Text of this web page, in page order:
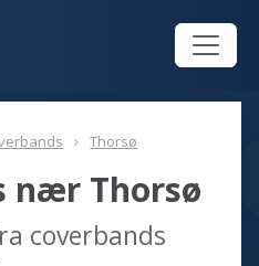
Thorsø
nær Thorsø
coverbands